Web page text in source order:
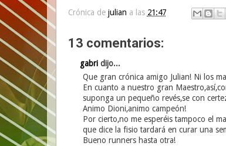
Crónica de julian a las 21:47
13 comentarios:
gabridijo...
Que gran crónica amigo Julian! Ni los
En cuanto a nuestro gran
suponga un pequeño revés,se con
Animo Dioni,animo campeón!
Por cierto,no me esperéis tampoco el
que dice la fisio tardará en curar una
Bueno runners hasta otra!